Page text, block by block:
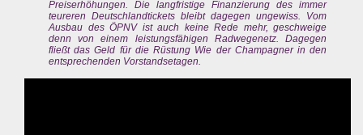
Preiserhöhungen. Die langfristige Finanzierung des immer
teureren Deutschlandtickets bleibt dagegen ungewiss. Vom
Ausbau des ÖPNV ist auch keine Rede mehr, geschweige
denn von einem leistungsfähigen Radwegenetz. Dagegen
fließt das Geld für die Rüstung Wie der Champagner in den
entsprechenden Vorstandsetagen.